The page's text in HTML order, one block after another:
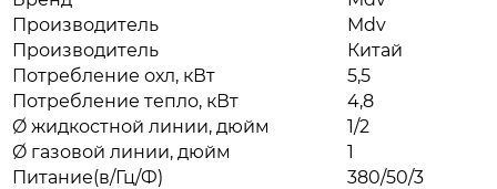
Производитель
Mdv
Производитель
Китай
Потребление охл, кВт
5,5
Потребление тепло, кВт
4,8
Ø жидкостной линии, дюйм
1/2
Ø газовой линии, дюйм
1
Питание(в/Гц/Ф)
380/50/3